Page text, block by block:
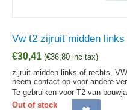
Vw t2 zijruit midden links
€30,41 (€36,80 inc tax)
zijruit midden links of rechts,
neem contact op voor andere
Te gebruiken voor T2 van
Out of stock